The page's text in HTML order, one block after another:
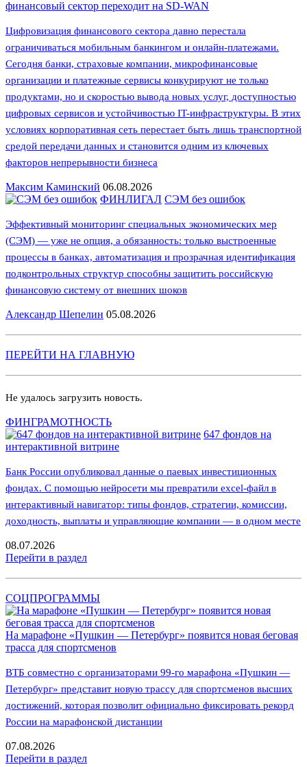
финансовый сектор переходит на SD-WAN
Цифровизация финансового сектора давно перестала
ограничиваться мобильным банкингом и онлайн-платежами.
Сегодня банки, страховые компании, микрофинансовые
организации и платежные сервисы конкурируют не только
продуктами, но и скоростью вывода новых услуг, доступностью
цифровых сервисов и устойчивостью IT-инфраструктуры. В этих
условиях корпоративная сеть перестает быть лишь транспортной
средой передачи данных и становится одним из ключевых
факторов непрерывности бизнеса
Максим Каминский 06.08.2026
ФИНЛИГАЛ СЭМ без ошибок
Эффективный мониторинг специальных экономических мер
(СЭМ) — уже не опция, а обязанность: только выстроенные
процессы в банках, автоматизация и прозрачная идентификация
подконтрольных структур способны защитить российскую
финансовую систему от внешних шоков
Александр Шепелин 05.08.2026
ПЕРЕЙТИ НА ГЛАВНУЮ
Не удалось загрузить новость.
ФИНГРАМОТНОСТЬ
647 фондов на
интерактивной витрине
Банк России опубликовал данные о паевых инвестиционных
фондах. С помощью нейросети мы превратили excel-файл в
интерактивный навигатор: типы фондов, стратегии, комиссии,
доходность, выплаты и управляющие компании — в одном месте
08.07.2026
Перейти в раздел
СОЦПРОГРАММЫ
На марафоне «Пушкин — Петербург» появится новая беговая
трасса для спортсменов
ВТБ совместно с организаторами 99-го марафона «Пушкин —
Петербург» представит новую трассу для спортсменов высших
достижений, которая позволит официально фиксировать рекорд
России на марафонской дистанции
07.08.2026
Перейти в раздел